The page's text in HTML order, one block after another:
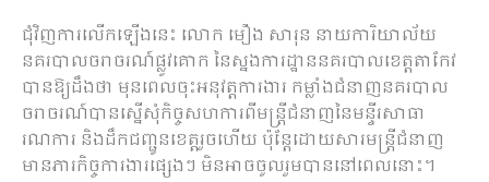
ជុំវិញការលើកឡើងនេះ លោក មឿង សារុន នាយការិយាល័យ
នគរបាលចរាចរណ៍ផ្លូវគោក នៃស្នងការដ្ឋាននគរបាលខេត្តតាកែវ
បានឱ្យដឹងថា មុនពេលចុះអនុវត្តការងារ កម្លាំងជំនាញនគរបាល
ចរាចរណ៍បានស្នើសុំកិច្ចសហការពីមន្ត្រីជំនាញនៃមន្ទីរសាធា
រណការ និងដឹកជញ្ជូនខេត្តរួចហើយ ប៉ុន្តែដោយសារមន្ត្រីជំនាញ
មានភារកិច្ចការងារផ្សេងៗ មិនអាចចូលរួមបាននៅពេលនោះ។